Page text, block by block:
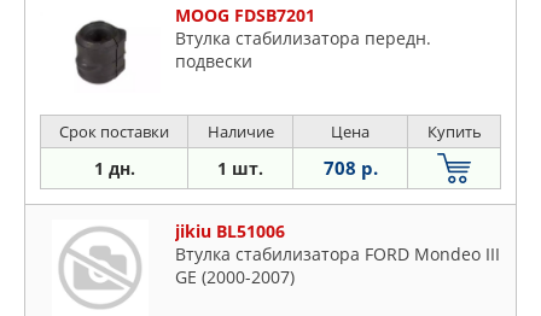
MOOG FDSB7201
Втулка стабилизатора передн.
подвески
Срок поставки Наличие Цена Купить
1 дн. 1 шт. 708 р.
jikiu BL51006
Втулка стабилизатора FORD Mondeo III
GE (2000-2007)